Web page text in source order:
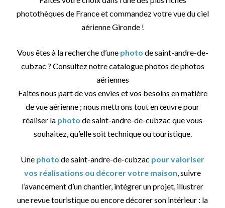
photothèques de France et commandez votre vue du ciel
aérienne Gironde !
Vous êtes à la recherche d’une photo de saint-andre-de-
cubzac ? Consultez notre catalogue photos de photos
aériennes
Faites nous part de vos envies et vos besoins en matière
de vue aérienne ; nous mettrons tout en œuvre pour
réaliser la photo de saint-andre-de-cubzac que vous
souhaitez, qu’elle soit technique ou touristique.
Une photo de saint-andre-de-cubzac pour valoriser
vos réalisations ou décorer votre maison, suivre
l’avancement d’un chantier, intégrer un projet, illustrer
une revue touristique ou encore décorer son intérieur : la